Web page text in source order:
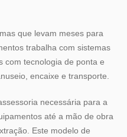
que levam meses para
trabalha com sistemas
com tecnologia de ponta e
encaixe e transporte.
necessária para a
até a mão de obra
Este modelo de